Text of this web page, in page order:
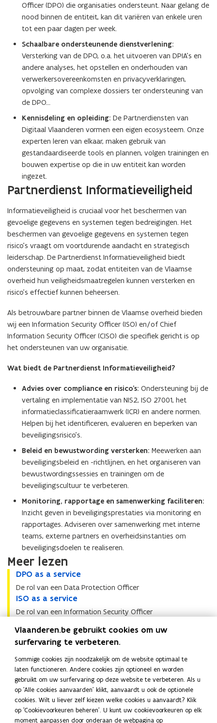
Officer (DPO) die organisaties ondersteunt. Naar gelang de
nood binnen de entiteit, kan dit variëren van enkele uren
tot een paar dagen per week.
Schaalbare ondersteunende dienstverlening:
Versterking van de DPO, o.a. het uitvoeren van DPIA’s en
andere analyses, het opstellen en onderhouden van
verwerkersovereenkomsten en privacyverklaringen,
opvolging van complexe dossiers ter ondersteuning van
de DPO…
Kennisdeling en opleiding: De Partnerdiensten van
Digitaal Vlaanderen vormen een eigen ecosysteem. Onze
experten leren van elkaar, maken gebruik van
gestandaardiseerde tools en plannen, volgen trainingen en
bouwen expertise op die in uw entiteit kan worden
ingezet.
Partnerdienst Informatieveiligheid
Informatieveiligheid is cruciaal voor het beschermen van
gevoelige gegevens en systemen tegen bedreigingen. Het
beschermen van gevoelige gegevens en systemen tegen
risico’s vraagt om voortdurende aandacht en strategisch
leiderschap. De Partnerdienst Informatieveiligheid biedt
ondersteuning op maat, zodat entiteiten van de Vlaamse
overheid hun veiligheidsmaatregelen kunnen versterken en
risico’s effectief kunnen beheersen.
Als betrouwbare partner binnen de Vlaamse overheid bieden
wij een Information Security Officer (ISO) en/of Chief
Information Security Officer (CISO) die specifiek gericht is op
het ondersteunen van uw organisatie.
Wat biedt de Partnerdienst Informatieveiligheid?
Advies over compliance en risico’s: Ondersteuning bij de
vertaling en implementatie van NIS2, ISO 27001, het
informatieclassificatieraamwerk (ICR) en andere normen.
Helpen bij het identificeren, evalueren en beperken van
beveiligingsrisico’s.
Beleid en bewustwording versterken: Meewerken aan
beveiligingsbeleid en -richtlijnen, en het organiseren van
bewustwordingssessies en trainingen om de
beveiligingscultuur te verbeteren.
Monitoring, rapportage en samenwerking faciliteren:
Inzicht geven in beveiligingsprestaties via monitoring en
rapportages. Adviseren over samenwerking met interne
teams, externe partners en overheidsinstanties om
beveiligingsdoelen te realiseren.
Meer lezen
D
P
O
a
s
s
e
r
v
c
e
DPO as a service
D
P
O
a
s
s
e
r
v
i
c
e
De rol van een Data Protection Officer
I
S
O
a
s
s
e
r
v
i
c
e
ISO as a service
I
S
O
a
s
s
e
r
v
i
c
e
De rol van een Information Security Officer
n
d
r
s
t
e
u
n
n
d
r
s
t
e
u
n
Meer info over de aanvullende ondersteunende diensten
Neem contact op
Heeft uw entiteit interesse om samen te werken met (één van
de) Partnerdiensten van Digitaal Vlaanderen? Stuur dan een
mail naarpartnerdiensten.digitaal@vlaanderen.be
(
o
p
. We
nemen spoedig contact met u op.
Vlaanderen.be gebruikt cookies om uw
surfervaring te verbeteren.
Sommige cookies zijn noodzakelijk om de website optimaal te
laten functioneren. Andere cookies zijn optioneel en worden
gebruikt om uw surfervaring op deze website te verbeteren. Als u
op 'Alle cookies aanvaarden' klikt, aanvaardt u ook de optionele
cookies. Wilt u liever zelf kiezen welke cookies u aanvaardt? Klik
op 'Cookievoorkeuren beheren'. U kunt uw cookievoorkeuren op elk
moment aanpassen door onderaan de webpagina op